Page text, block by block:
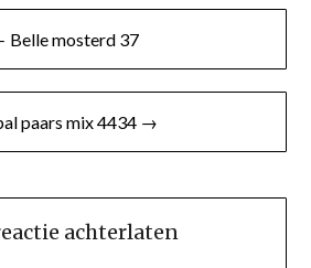
Belle mosterd 37
paars mix 4434 →
achterlaten